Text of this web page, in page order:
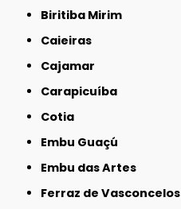
Biritiba Mirim
Caieiras
Cajamar
Carapicuíba
Cotia
Embu Guaçú
Embu das Artes
Ferraz de Vasconcelos